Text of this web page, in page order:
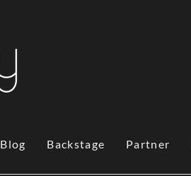
Blog Backstage Partner